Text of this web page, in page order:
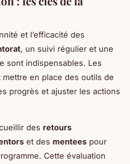
et l’efficacité des
, un suivi régulier et une
sont indispensables. Les
mettre en place des outils de
progrès et ajuster les actions
des retours
et des mentees pour
Cette évaluation